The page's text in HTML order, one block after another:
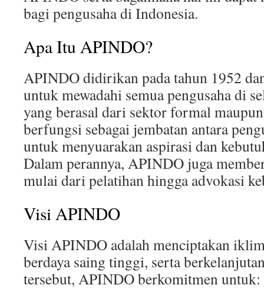
bagi pengusaha di Indonesia.
Apa Itu APINDO?
APINDO didirikan pada tahun 1952
untuk mewadahi semua pengusaha di
yang berasal dari sektor formal
berfungsi sebagai jembatan antara
untuk menyuarakan aspirasi dan
Dalam perannya, APINDO juga
mulai dari pelatihan hingga advokasi
Visi APINDO
Visi APINDO adalah menciptakan
berdaya saing tinggi, serta
tersebut, APINDO berkomitmen untuk: